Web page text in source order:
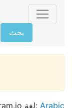
بحث
Tgram.io لغة: Arabic